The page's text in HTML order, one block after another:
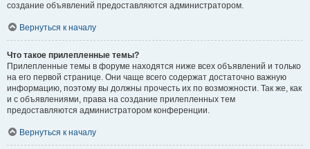
создание объявлений предоставляются администратором.
Вернуться к началу
Что такое прилепленные темы?
Прилепленные темы в форуме находятся ниже всех объявлений и только
на его первой странице. Они чаще всего содержат достаточно важную
информацию, поэтому вы должны прочесть их по возможности. Так же, как
и с объявлениями, права на создание прилепленных тем
предоставляются администратором конференции.
Вернуться к началу